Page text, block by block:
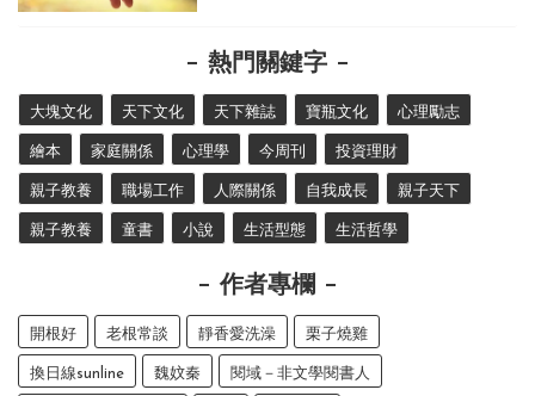
熱門關鍵字
大塊文化 天下文化 天下雜誌 寶瓶文化 心理勵志
繪本 家庭關係 心理學 今周刊 投資理財
親子教養 職場工作 人際關係 自我成長 親子天下
親子教養 童書 小說 生活型態 生活哲學
作者專欄
開根好 老根常談 靜香愛洗澡 栗子燒雞
換日線sunline 魏妏秦 閱域－非文學閱書人